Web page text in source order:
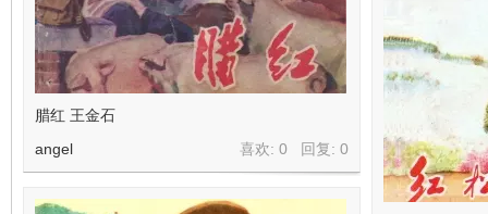
腊红 王金石
喜欢: 0 回复: 0
angel